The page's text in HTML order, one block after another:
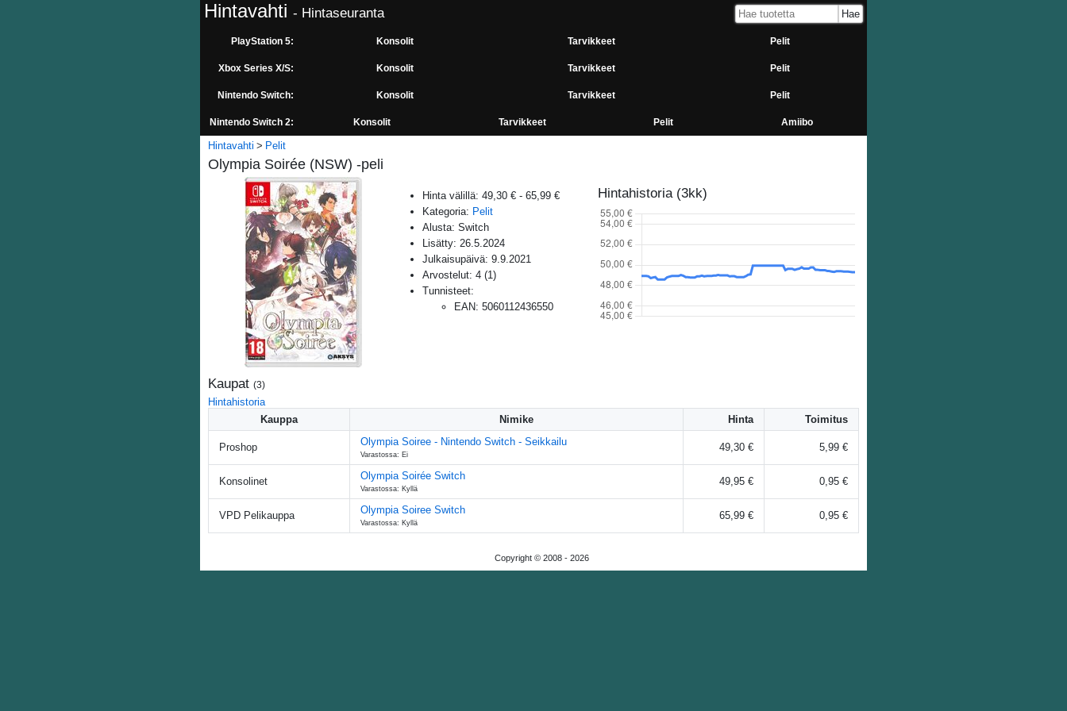
Hintavahti - Hintaseuranta
PlayStation 5: Konsolit Tarvikkeet Pelit
Xbox Series X/S: Konsolit Tarvikkeet Pelit
Nintendo Switch: Konsolit Tarvikkeet Pelit
Nintendo Switch 2: Konsolit Tarvikkeet Pelit Amiibo
Hintavahti Pelit
Olympia Soirée (NSW) -peli
Hinta välillä: 49,30 € - 65,99 €
Kategoria: Pelit
Alusta: Switch
Lisätty: 26.5.2024
Julkaisupäivä: 9.9.2021
Arvostelut: 4 (1 )
Tunnisteet:
EAN: 5060112436550
Hintahistoria (3kk)
Kaupat (3)
Hintahistoria
Kauppa
Nimike Hinta Toimitus
Proshop Olympia Soiree - Nintendo Switch - Seikkailu
Varastossa: Ei
49,30 € 5,99 €
Konsolinet Olympia Soirée Switch
Varastossa: Kyllä
49,95 € 0,95 €
VPD Pelikauppa Olympia Soiree Switch
Varastossa: Kyllä
65,99 € 0,95 €
Copyright © 2008 - 2026